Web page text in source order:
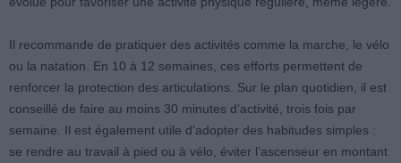
Il recommande de pratiquer des activités comme la marche, le vélo
ou la natation. En 10 à 12 semaines, ces efforts permettent de
renforcer la protection des articulations. Sur le plan quotidien, il est
conseillé de faire au moins 30 minutes d’activité, trois fois par
semaine. Il est également utile d’adopter des habitudes simples :
se rendre au travail à pied ou à vélo, éviter l’ascenseur en montant